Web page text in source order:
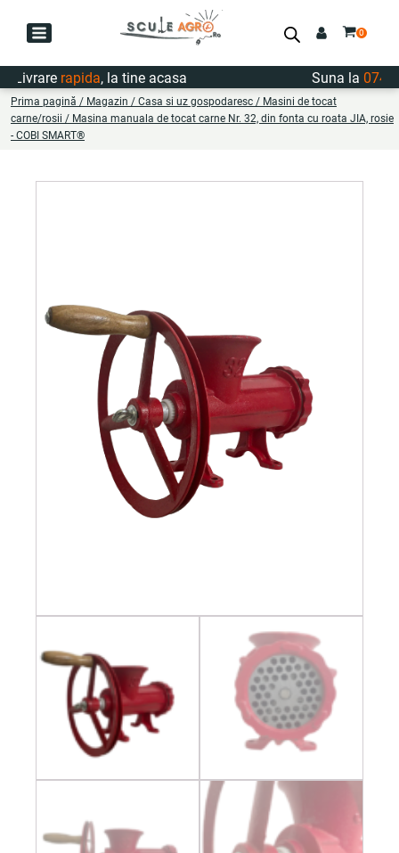
rapida, la tine acasa Suna la
Prima pagină / Magazin / Casa si uz gospodaresc / Masini de tocat
carne/rosii / Masina manuala de tocat carne Nr. 32, din fonta cu roata JIA, rosie
- COBI SMART®